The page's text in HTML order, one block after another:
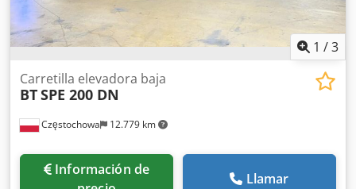
1 /3
Częstochowa 12.779 km
Carretilla elevadora baja
BTSPE 200 DN
Información de
Llamar